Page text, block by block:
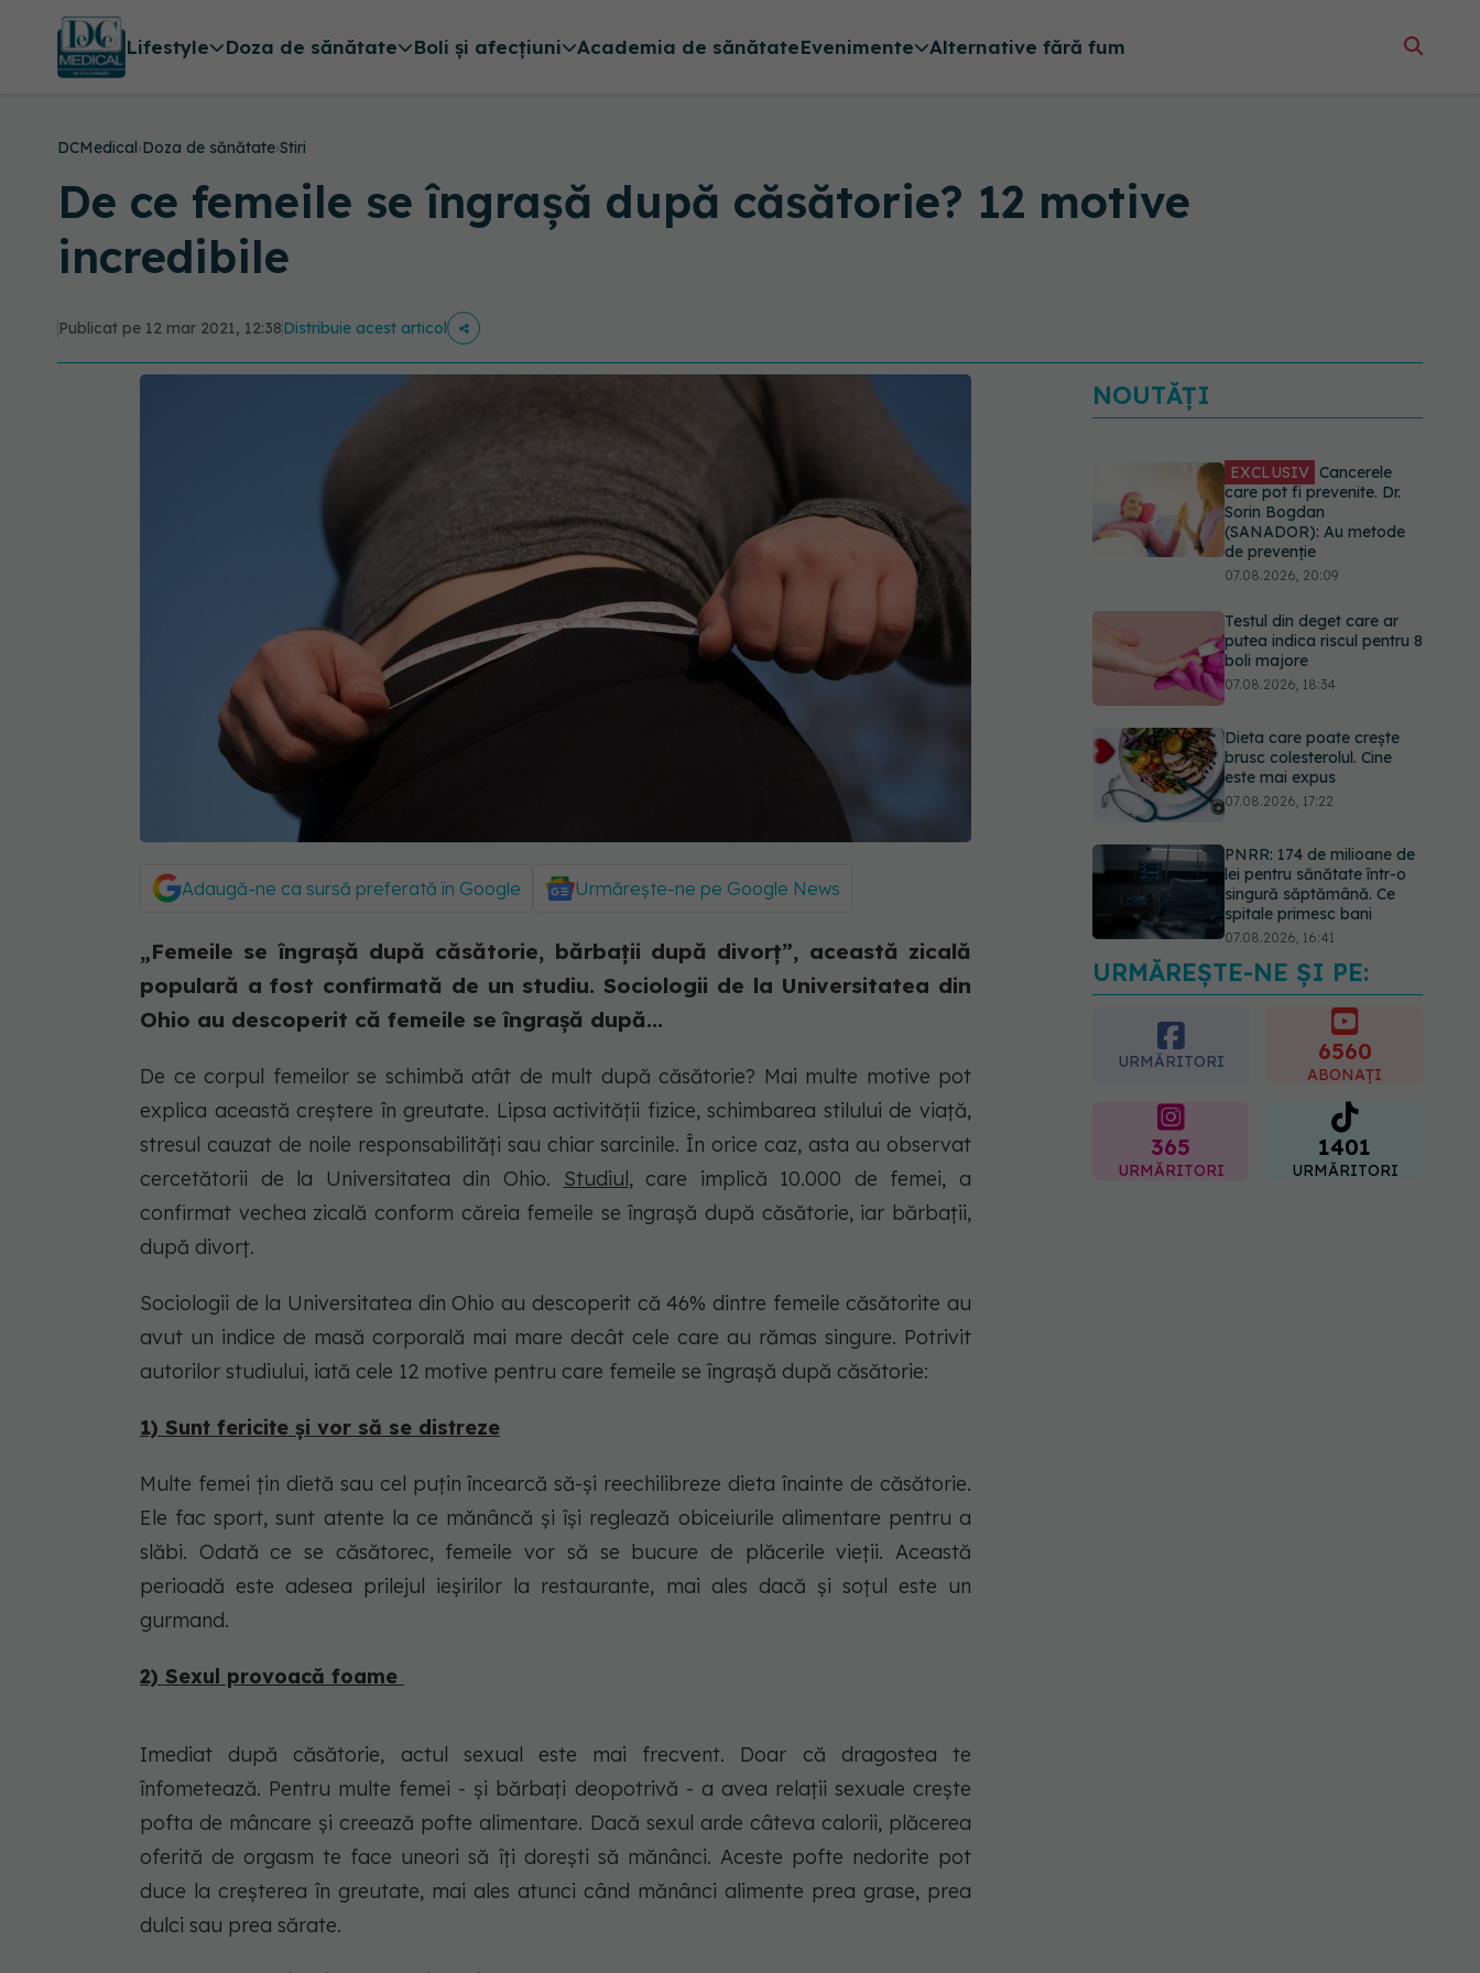
Lifestyle Doza de sănătate Boli și afecțiuni Academia de sănătateEvenimente Alternative fără fum
DCMedical›Doza de sănătate›Stiri
De ce femeile se îngrașă după căsătorie? 12 motive
incredibile
Publicat pe 12 mar 2021, 12:38Distribuie acest articol
Adaugă-ne ca sursă preferată în Google Urmărește-ne pe Google News
„Femeile se îngrașă după căsătorie, bărbații după divorț”, această zicală
populară a fost confirmată de un studiu. Sociologii de la Universitatea din
Ohio au descoperit că femeile se îngrașă după...
De ce corpul femeilor se schimbă atât de mult după căsătorie? Mai multe motive pot
explica această creștere în greutate. Lipsa activității fizice, schimbarea stilului de viață,
stresul cauzat de noile responsabilități sau chiar sarcinile. În orice caz, asta au observat
cercetătorii de la Universitatea din Ohio. Studiul, care implică 10.000 de femei, a
confirmat vechea zicală conform căreia femeile se îngrașă după căsătorie, iar bărbații,
după divorț.
Sociologii de la Universitatea din Ohio au descoperit că 46% dintre femeile căsătorite au
avut un indice de masă corporală mai mare decât cele care au rămas singure. Potrivit
autorilor studiului, iată cele 12 motive pentru care femeile se îngrașă după căsătorie:
1) Sunt fericite și vor să se distreze
Multe femei țin dietă sau cel puțin încearcă să-și reechilibreze dieta înainte de căsătorie.
Ele fac sport, sunt atente la ce mănâncă și își reglează obiceiurile alimentare pentru a
slăbi. Odată ce se căsătorec, femeile vor să se bucure de plăcerile vieții. Această
perioadă este adesea prilejul ieșirilor la restaurante, mai ales dacă și soțul este un
gurmand.
2) Sexul provoacă foame
Imediat după căsătorie, actul sexual este mai frecvent. Doar că dragostea te
înfometează. Pentru multe femei - și bărbați deopotrivă - a avea relații sexuale crește
pofta de mâncare și creează pofte alimentare. Dacă sexul arde câteva calorii, plăcerea
oferită de orgasm te face uneori să îți dorești să mănânci. Aceste pofte nedorite pot
duce la creșterea în greutate, mai ales atunci când mănânci alimente prea grase, prea
dulci sau prea sărate.
NOUTĂȚI
EXCLUSIV Cancerele
care pot fi prevenite. Dr.
Sorin Bogdan
(SANADOR): Au metode
de prevenție
07.08.2026, 20:09
Testul din deget care ar
putea indica riscul pentru 8
boli majore
07.08.2026, 18:34
Dieta care poate crește
brusc colesterolul. Cine
este mai expus
07.08.2026, 17:22
PNRR: 174 de milioane de
lei pentru sănătate într-o
singură săptămână. Ce
spitale primesc bani
07.08.2026, 16:41
Ce spune culoarea ta
preferată despre vârsta
pe care o ai. Care este
"codul cromatic" al
URMĂREȘTE-NE ȘI PE:
URMĂRITORI 6560
ABONAȚI
365
URMĂRITORI
1401
URMĂRITORI